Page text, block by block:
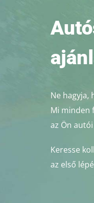
Ne hagyja,
Mi minden
az Ön
Keresse
az első